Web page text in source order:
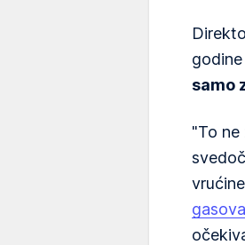
samo
"To ne